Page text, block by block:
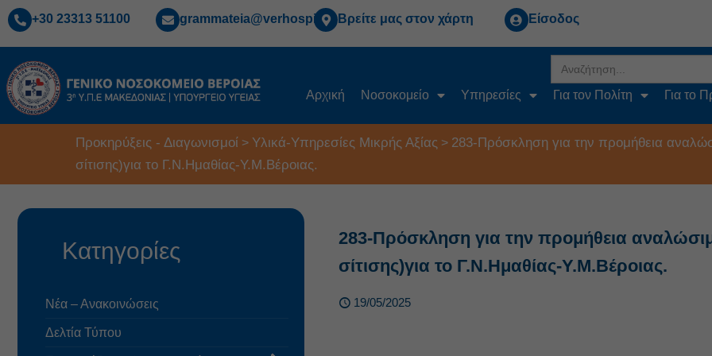
+30 23313 51100 grammateia@verhospi.gr Βρείτε μας στον χάρτη Είσοδος
for:
Αρχική Νοσοκομείο Υπηρεσίες Για τον Πολίτη Για το
Προκηρύξεις - Διαγωνισμοί > Υλικά-Υπηρεσίες Μικρής Αξίας > 283-Πρόσκληση για την προμήθεια
σίτισης)για το Γ.Ν.Ημαθίας-Υ.Μ.Βέροιας.
283-Πρόσκληση για την προμήθεια
σίτισης)για το Γ.Ν.Ημαθίας-Υ.Μ.Βέροιας.
19/05/2025
Κατηγορίες
Νέα – Ανακοινώσεις
Δελτία Τύπου